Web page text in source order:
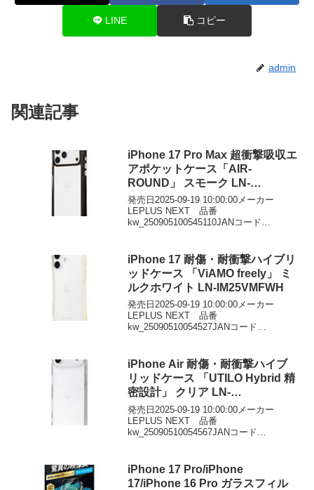
LINE コピー
admin
関連記事
iPhone 17 Pro Max 超衝撃吸収エ
アポケットケース「AIR-
ROUND」 スモーク LN-
IL25CAI1SM
発売日2025-09-19 10:00:00メーカー
LEPLUS NEXT 品番
kw_250905100545110JANコード
iPhone 17 耐傷・耐衝撃ハイブリ
ッドケース 「ViAMO freely」 ミ
ルクホワイト LN-IM25VMFWH
発売日2025-09-19 10:00:00メーカー
LEPLUS NEXT 品番
kw_25090510054527JANコード
iPhone Air 耐傷・耐衝撃ハイブ
リッドケース 「UTILO Hybrid 精
密設計」 クリア LN-
IA25CTHZCL2
発売日2025-09-19 10:00:00メーカー
LEPLUS NEXT 品番
kw_25090510054567JANコード
iPhone 17 Pro/iPhone
17/iPhone 16 Pro ガラスフィル